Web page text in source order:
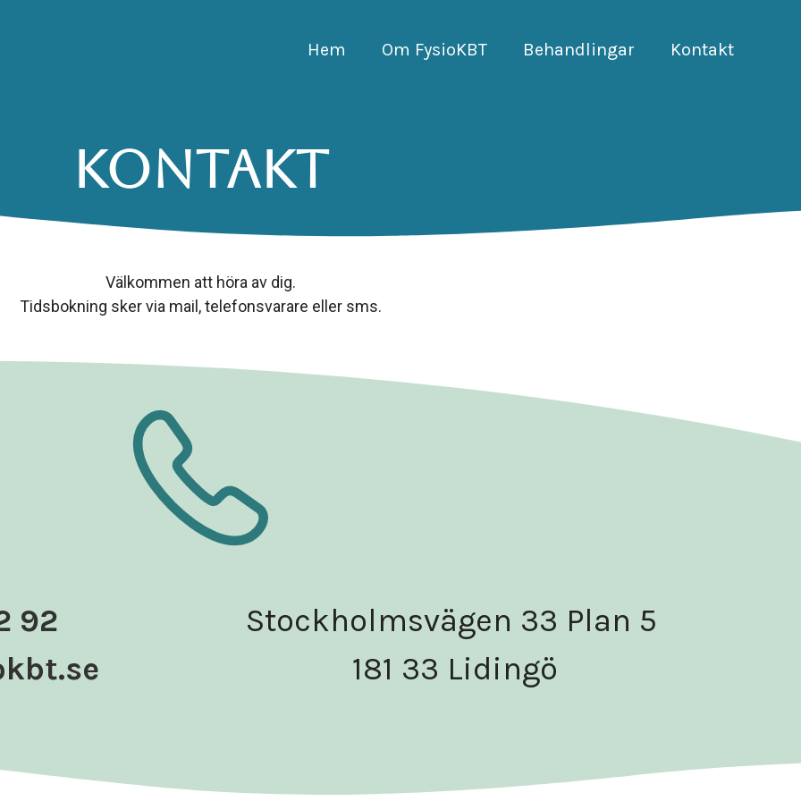
Hem Om FysioKBT Behandlingar Kontakt
Kontakt
Välkommen att höra av dig.
Tidsbokning sker via mail, telefonsvarare eller sms.
92
.se
Stockholmsvägen 33 Plan 5
181 33 Lidingö